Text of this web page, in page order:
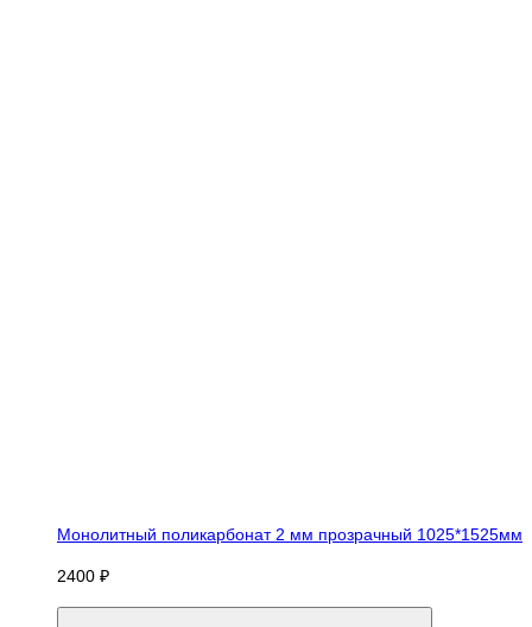
Монолитный поликарбонат 2 мм прозрачный 1025*1525мм
2400 ₽